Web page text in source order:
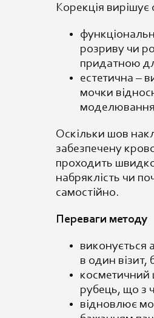
Корекція вирішує
розриву чи
придатною
естетична –
мочки
Оскільки шов
забезпечену
проходить
набряклість чи
самостійно.
Переваги методу
виконується
в один візит,
косметичний
рубець, що з
відновлює